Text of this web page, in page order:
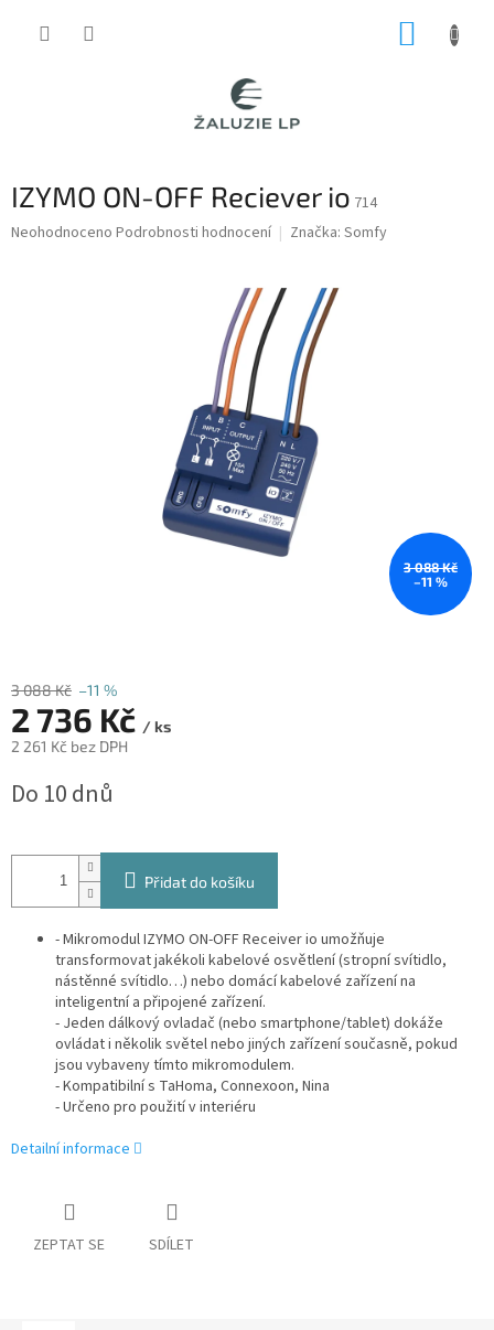
IZYMO ON-OFF Reciever io 714
Průměrné
Neohodnoceno Podrobnosti hodnocení Značka: Somfy
3 088 Kč
–11 %
3 088 Kč –11 %
2 736 Kč / ks
2 261 Kč bez DPH
cena:
Do 10 dnů
Přidat do košíku
- Mikromodul IZYMO ON-OFF Receiver io umožňuje
transformovat jakékoli kabelové osvětlení (stropní svítidlo,
nástěnné svítidlo…) nebo domácí kabelové zařízení na
inteligentní a připojené zařízení.
- Jeden dálkový ovladač (nebo smartphone/tablet) dokáže
ovládat i několik světel nebo jiných zařízení současně, pokud
jsou vybaveny tímto mikromodulem.
- Kompatibilní s TaHoma, Connexoon, Nina
- Určeno pro použití v interiéru
Detailní informace
ZEPTAT SE SDÍLET